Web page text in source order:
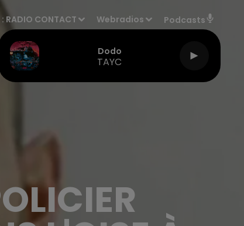
RADIO CONTACT Webradios Podcasts
Dodo
TAYC